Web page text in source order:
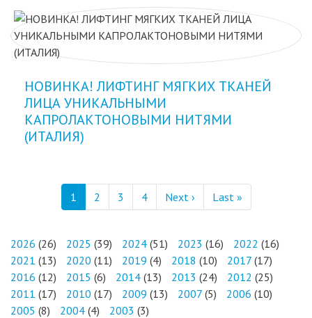
НОВИНКА! ЛИФТИНГ МЯГКИХ ТКАНЕЙ
ЛИЦА УНИКАЛЬНЫМИ
КАПРОЛАКТОНОВЫМИ НИТЯМИ
(ИТАЛИЯ)
Нумерация страниц
1 2 3 4 Next ›Следующая страница
Last »Последняя
2026 (26) 2025 (39) 2024 (51) 2023 (16) 2022 (16)
2021 (13) 2020 (11) 2019 (4) 2018 (10) 2017 (17)
2016 (12) 2015 (6) 2014 (13) 2013 (24) 2012 (25)
2011 (17) 2010 (17) 2009 (13) 2007 (5) 2006 (10)
2005 (8) 2004 (4) 2003 (3)